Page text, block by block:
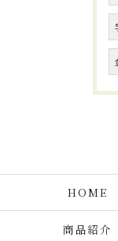
HOME
商品紹介